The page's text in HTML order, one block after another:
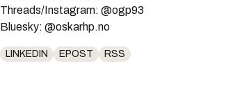
Threads/Instagram: @ogp93
Bluesky: @oskarhp.no
LINKEDIN EPOST RSS